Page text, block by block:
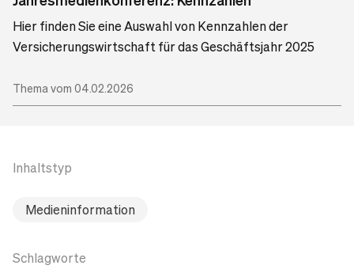
Hier finden Sie eine Auswahl von Kennzahlen der
Versicherungswirtschaft für das Geschäftsjahr 2025
Thema vom 04.02.2026
Inhaltstyp
Medieninformation
Schlagworte